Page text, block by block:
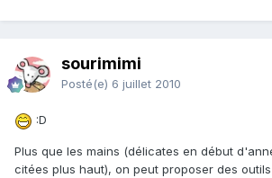
sourimimi
Posté(e) 6 juillet 2010
:D
Plus que les mains (délicates en début
citées plus haut), on peut proposer des